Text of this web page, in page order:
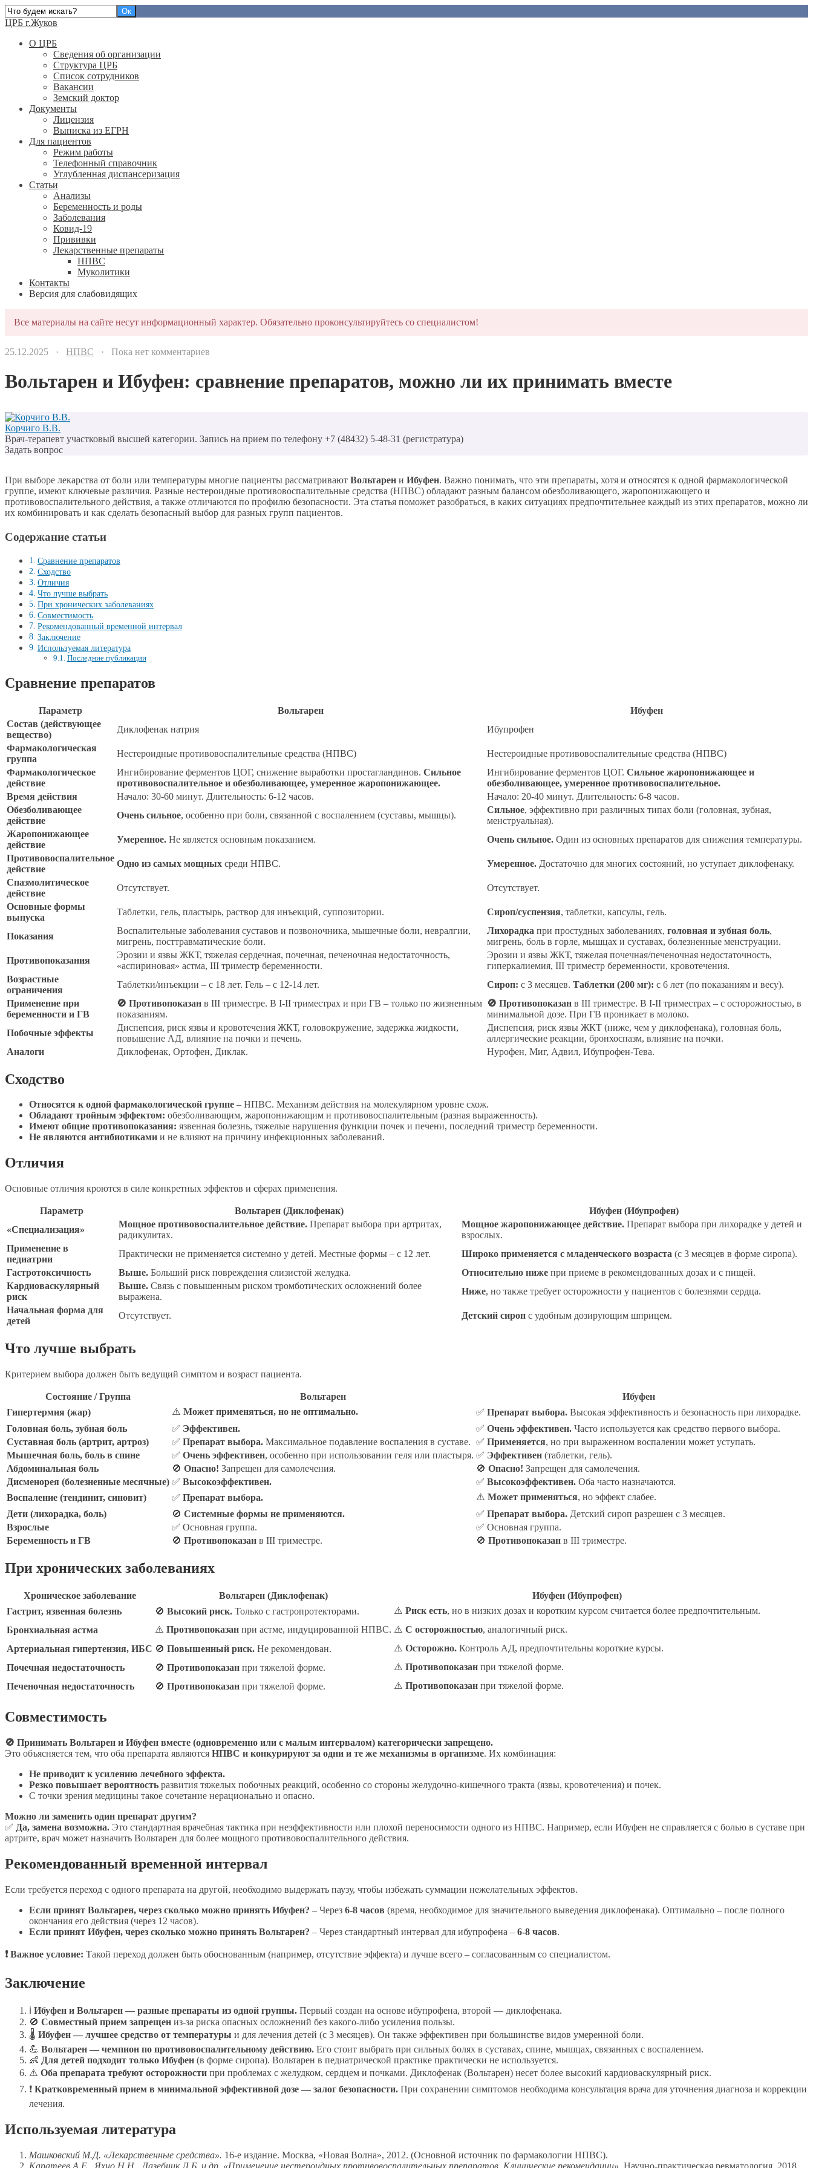
ЦРБ г.Жуков
О ЦРБ
Сведения об организации
Структура ЦРБ
Список сотрудников
Вакансии
Земский доктор
Документы
Лицензия
Выписка из ЕГРН
Для пациентов
Режим работы
Телефонный справочник
Углубленная диспансеризация
Статьи
Анализы
Беременность и роды
Заболевания
Ковид-19
Прививки
Лекарственные препараты
НПВС
Муколитики
Контакты
Версия для слабовидящих
Все материалы на сайте несут информационный характер. Обязательно проконсультируйтесь со специалистом!
25.12.2025 · НПВС · Пока нет комментариев
Вольтарен и Ибуфен: сравнение препаратов, можно ли их принимать вместе
Корчиго В.В.
Врач-терапевт участковый высшей категории. Запись на прием по телефону +7 (48432) 5-48-31 (регистратура)
Задать вопрос
При выборе лекарства от боли или температуры многие пациенты рассматривают Вольтарен и Ибуфен. Важно понимать, что эти препараты, хотя и относятся к одной фармакологической
группе, имеют ключевые различия. Разные нестероидные противовоспалительные средства (НПВС) обладают разным балансом обезболивающего, жаропонижающего и
противовоспалительного действия, а также отличаются по профилю безопасности. Эта статья поможет разобраться, в каких ситуациях предпочтительнее каждый из этих препаратов, можно ли
их комбинировать и как сделать безопасный выбор для разных групп пациентов.
Содержание статьи
Сравнение препаратов
Сходство
Отличия
Что лучше выбрать
При хронических заболеваниях
Совместимость
Рекомендованный временной интервал
Заключение
Используемая литература
Последние публикации
Сравнение препаратов
Параметр Вольтарен
Ибуфен
Состав (действующее
вещество)
Диклофенак натрия
Ибупрофен
Фармакологическая
группа
Нестероидные противовоспалительные средства (НПВС)
Нестероидные противовоспалительные средства (НПВС)
Фармакологическое
действие
Ингибирование ферментов ЦОГ, снижение выработки простагландинов. Сильное
противовоспалительное и обезболивающее, умеренное жаропонижающее.
Ингибирование ферментов ЦОГ. Сильное жаропонижающее и
обезболивающее, умеренное противовоспалительное.
Время действия
Начало: 30-60 минут. Длительность: 6-12 часов.
Начало: 20-40 минут. Длительность: 6-8 часов.
Обезболивающее
действие
Очень сильное, особенно при боли, связанной с воспалением (суставы, мышцы).
Сильное, эффективно при различных типах боли (головная, зубная,
менструальная).
Жаропонижающее
действие
Умеренное. Не является основным показанием. Очень сильное. Один из основных препаратов для снижения температуры.
Противовоспалительное
действие
Одно из самых мощных среди НПВС. Умеренное. Достаточно для многих состояний, но уступает диклофенаку.
Спазмолитическое
действие
Отсутствует.
Отсутствует.
Основные формы
выпуска
Таблетки, гель, пластырь, раствор для инъекций, суппозитории. Сироп/суспензия, таблетки, капсулы, гель.
Показания
Воспалительные заболевания суставов и позвоночника, мышечные боли, невралгии,
мигрень, посттравматические боли.
Лихорадка при простудных заболеваниях, головная и зубная боль,
мигрень, боль в горле, мышцах и суставах, болезненные менструации.
Противопоказания
Эрозии и язвы ЖКТ, тяжелая сердечная, почечная, печеночная недостаточность,
«аспириновая» астма, III триместр беременности.
Эрозии и язвы ЖКТ, тяжелая почечная/печеночная недостаточность,
гиперкалиемия, III триместр беременности, кровотечения.
Возрастные
ограничения
Таблетки/инъекции – с 18 лет. Гель – с 12-14 лет. Сироп: с 3 месяцев. Таблетки (200 мг): с 6 лет (по показаниям и весу).
Применение при
беременности и ГВ
🚫 Противопоказан в III триместре. В I-II триместрах и при ГВ – только по жизненным
показаниям.
🚫 Противопоказан в III триместре. В I-II триместрах – с осторожностью, в
минимальной дозе. При ГВ проникает в молоко.
Побочные эффекты
Диспепсия, риск язвы и кровотечения ЖКТ, головокружение, задержка жидкости,
повышение АД, влияние на почки и печень.
Диспепсия, риск язвы ЖКТ (ниже, чем у диклофенака), головная боль,
аллергические реакции, бронхоспазм, влияние на почки.
Аналоги
Диклофенак, Ортофен, Диклак. Нурофен, Миг, Адвил, Ибупрофен-Тева.
Сходство
Относятся к одной фармакологической группе – НПВС. Механизм действия на молекулярном уровне схож.
Обладают тройным эффектом: обезболивающим, жаропонижающим и противовоспалительным (разная выраженность).
Имеют общие противопоказания: язвенная болезнь, тяжелые нарушения функции почек и печени, последний триместр беременности.
Не являются антибиотиками и не влияют на причину инфекционных заболеваний.
Отличия
Основные отличия кроются в силе конкретных эффектов и сферах применения.
Параметр Вольтарен (Диклофенак)
Ибуфен (Ибупрофен)
«Специализация»
Мощное противовоспалительное действие. Препарат выбора при артритах,
радикулитах.
Мощное жаропонижающее действие. Препарат выбора при лихорадке у детей и
взрослых.
Применение в
педиатрии
Практически не применяется системно у детей. Местные формы – с 12 лет. Широко применяется с младенческого возраста (с 3 месяцев в форме сиропа).
Гастротоксичность
Выше. Больший риск повреждения слизистой желудка. Относительно ниже при приеме в рекомендованных дозах и с пищей.
Кардиоваскулярный
риск
Выше. Связь с повышенным риском тромботических осложнений более
выражена.
Ниже, но также требует осторожности у пациентов с болезнями сердца.
Начальная форма для
детей
Отсутствует. Детский сироп с удобным дозирующим шприцем.
Что лучше выбрать
Критерием выбора должен быть ведущий симптом и возраст пациента.
Состояние / Группа Вольтарен
Ибуфен
Гипертермия (жар)
⚠️ Может применяться, но не оптимально. ✅ Препарат выбора. Высокая эффективность и безопасность при лихорадке.
Головная боль, зубная боль
✅ Эффективен. ✅ Очень эффективен. Часто используется как средство первого выбора.
Суставная боль (артрит, артроз)
✅ Препарат выбора. Максимальное подавление воспаления в суставе. ✅ Применяется, но при выраженном воспалении может уступать.
Мышечная боль, боль в спине
✅ Очень эффективен, особенно при использовании геля или пластыря. ✅ Эффективен (таблетки, гель).
Абдоминальная боль
🚫 Опасно! Запрещен для самолечения. 🚫 Опасно! Запрещен для самолечения.
Дисменорея (болезненные месячные) ✅ Высокоэффективен. ✅ Высокоэффективен. Оба часто назначаются.
Воспаление (тендинит, синовит)
✅ Препарат выбора. ⚠️ Может применяться, но эффект слабее.
Дети (лихорадка, боль)
🚫 Системные формы не применяются. ✅ Препарат выбора. Детский сироп разрешен с 3 месяцев.
Взрослые
✅ Основная группа.
✅ Основная группа.
Беременность и ГВ
🚫 Противопоказан в III триместре. 🚫 Противопоказан в III триместре.
При хронических заболеваниях
Хроническое заболевание Вольтарен (Диклофенак)
Ибуфен (Ибупрофен)
Гастрит, язвенная болезнь
🚫 Высокий риск. Только с гастропротекторами. ⚠️ Риск есть, но в низких дозах и коротким курсом считается более предпочтительным.
Бронхиальная астма
⚠️ Противопоказан при астме, индуцированной НПВС. ⚠️ С осторожностью, аналогичный риск.
Артериальная гипертензия, ИБС 🚫 Повышенный риск. Не рекомендован. ⚠️ Осторожно. Контроль АД, предпочтительны короткие курсы.
Почечная недостаточность
🚫 Противопоказан при тяжелой форме. ⚠️ Противопоказан при тяжелой форме.
Печеночная недостаточность
🚫 Противопоказан при тяжелой форме. ⚠️ Противопоказан при тяжелой форме.
Совместимость
🚫 Принимать Вольтарен и Ибуфен вместе (одновременно или с малым интервалом) категорически запрещено.
Это объясняется тем, что оба препарата являются НПВС и конкурируют за одни и те же механизмы в организме. Их комбинация:
Не приводит к усилению лечебного эффекта.
Резко повышает вероятность развития тяжелых побочных реакций, особенно со стороны желудочно-кишечного тракта (язвы, кровотечения) и почек.
С точки зрения медицины такое сочетание нерационально и опасно.
Можно ли заменить один препарат другим?
✅ Да, замена возможна. Это стандартная врачебная тактика при неэффективности или плохой переносимости одного из НПВС. Например, если Ибуфен не справляется с болью в суставе при
артрите, врач может назначить Вольтарен для более мощного противовоспалительного действия.
Рекомендованный временной интервал
Если требуется переход с одного препарата на другой, необходимо выдержать паузу, чтобы избежать суммации нежелательных эффектов.
Если принят Вольтарен, через сколько можно принять Ибуфен? – Через 6-8 часов (время, необходимое для значительного выведения диклофенака). Оптимально – после полного
окончания его действия (через 12 часов).
Если принят Ибуфен, через сколько можно принять Вольтарен? – Через стандартный интервал для ибупрофена – 6-8 часов.
❗ Важное условие: Такой переход должен быть обоснованным (например, отсутствие эффекта) и лучше всего – согласованным со специалистом.
Заключение
ℹ Ибуфен и Вольтарен — разные препараты из одной группы. Первый создан на основе ибупрофена, второй — диклофенака.
🚫 Совместный прием запрещен из-за риска опасных осложнений без какого-либо усиления пользы.
🌡 Ибуфен — лучшее средство от температуры и для лечения детей (с 3 месяцев). Он также эффективен при большинстве видов умеренной боли.
💪 Вольтарен — чемпион по противовоспалительному действию. Его стоит выбрать при сильных болях в суставах, спине, мышцах, связанных с воспалением.
👶 Для детей подходит только Ибуфен (в форме сиропа). Вольтарен в педиатрической практике практически не используется.
⚠️ Оба препарата требуют осторожности при проблемах с желудком, сердцем и почками. Диклофенак (Вольтарен) несет более высокий кардиоваскулярный риск.
❗ Кратковременный прием в минимальной эффективной дозе — залог безопасности. При сохранении симптомов необходима консультация врача для уточнения диагноза и коррекции
лечения.
Используемая литература
Машковский М.Д. «Лекарственные средства». 16-е издание. Москва, «Новая Волна», 2012. (Основной источник по фармакологии НПВС).